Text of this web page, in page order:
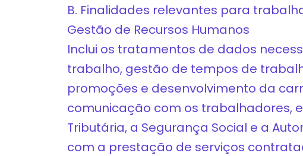
B. Finalidades relevantes para
Gestão de Recursos Humanos
Inclui os tratamentos de dados
trabalho, gestão de tempos de
promoções e desenvolvimento da
comunicação com os trabalhadores,
Tributária, a Segurança Social e a
com a prestação de serviços